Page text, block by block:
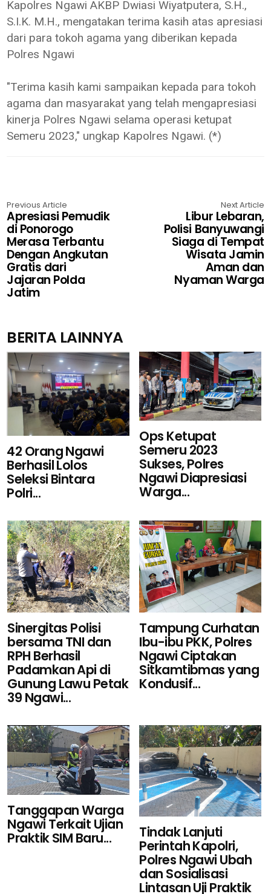
Kapolres Ngawi AKBP Dwiasi Wiyatputera, S.H.,
S.I.K. M.H., mengatakan terima kasih atas apresiasi
dari para tokoh agama yang diberikan kepada
Polres Ngawi
"Terima kasih kami sampaikan kepada para tokoh
agama dan masyarakat yang telah mengapresiasi
kinerja Polres Ngawi selama operasi ketupat
Semeru 2023," ungkap Kapolres Ngawi. (*)
Previous Article
Apresiasi Pemudik
di Ponorogo
Merasa Terbantu
Dengan Angkutan
Gratis dari
Jajaran Polda
Jatim
Next Article
Libur Lebaran,
Polisi Banyuwangi
Siaga di Tempat
Wisata Jamin
Aman dan
Nyaman Warga
BERITA LAINNYA
42 Orang Ngawi
Berhasil Lolos
Seleksi Bintara
Polri...
Ops Ketupat
Semeru 2023
Sukses, Polres
Ngawi Diapresiasi
Warga...
Sinergitas Polisi
bersama TNI dan
RPH Berhasil
Padamkan Api di
Gunung Lawu Petak
39 Ngawi...
Tampung Curhatan
Ibu-ibu PKK, Polres
Ngawi Ciptakan
Sitkamtibmas yang
Kondusif...
Tanggapan Warga
Ngawi Terkait Ujian
Praktik SIM Baru... Tindak Lanjuti
Perintah Kapolri,
Polres Ngawi Ubah
dan Sosialisasi
Lintasan Uji Praktik